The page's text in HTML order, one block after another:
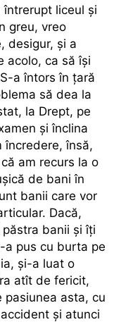
întrerupt liceul și
greu, vreo
desigur, și a
acolo, ca să își
a întors în țară
să dea la
la Drept, pe
și înclina
încredere, însă,
am recurs la o
de bani în
banii care vor
Dacă,
banii și îți
a pus cu burta pe
și-a luat o
atît de fericit,
asta, cu
și atunci